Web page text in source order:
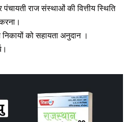
पंचायती राज संस्थाओं की वित्तीय स्थिति
को सहायता अनुदान ।